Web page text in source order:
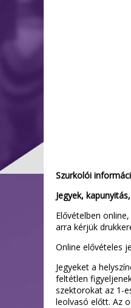
Szurkolói
Jegyek,
Elővételben
arra kérjük
Online elővételes
Jegyeket a
feltétlen
szektorokat az 1-
leolvasó előtt. Az